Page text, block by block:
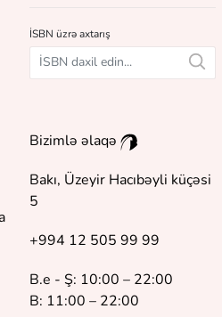
İSBN üzrə axtarış
Bizimlə əlaqə
Bakı, Üzeyir Hacıbəyli küçəsi
5
+994 12 505 99 99
B.e - Ş: 10:00 – 22:00
B: 11:00 – 22:00